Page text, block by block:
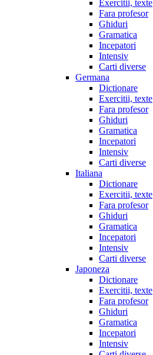
Exercitii, texte
Fara profesor
Ghiduri
Gramatica
Incepatori
Intensiv
Carti diverse
Germana
Dictionare
Exercitii, texte
Fara profesor
Ghiduri
Gramatica
Incepatori
Intensiv
Carti diverse
Italiana
Dictionare
Exercitii, texte
Fara profesor
Ghiduri
Gramatica
Incepatori
Intensiv
Carti diverse
Japoneza
Dictionare
Exercitii, texte
Fara profesor
Ghiduri
Gramatica
Incepatori
Intensiv